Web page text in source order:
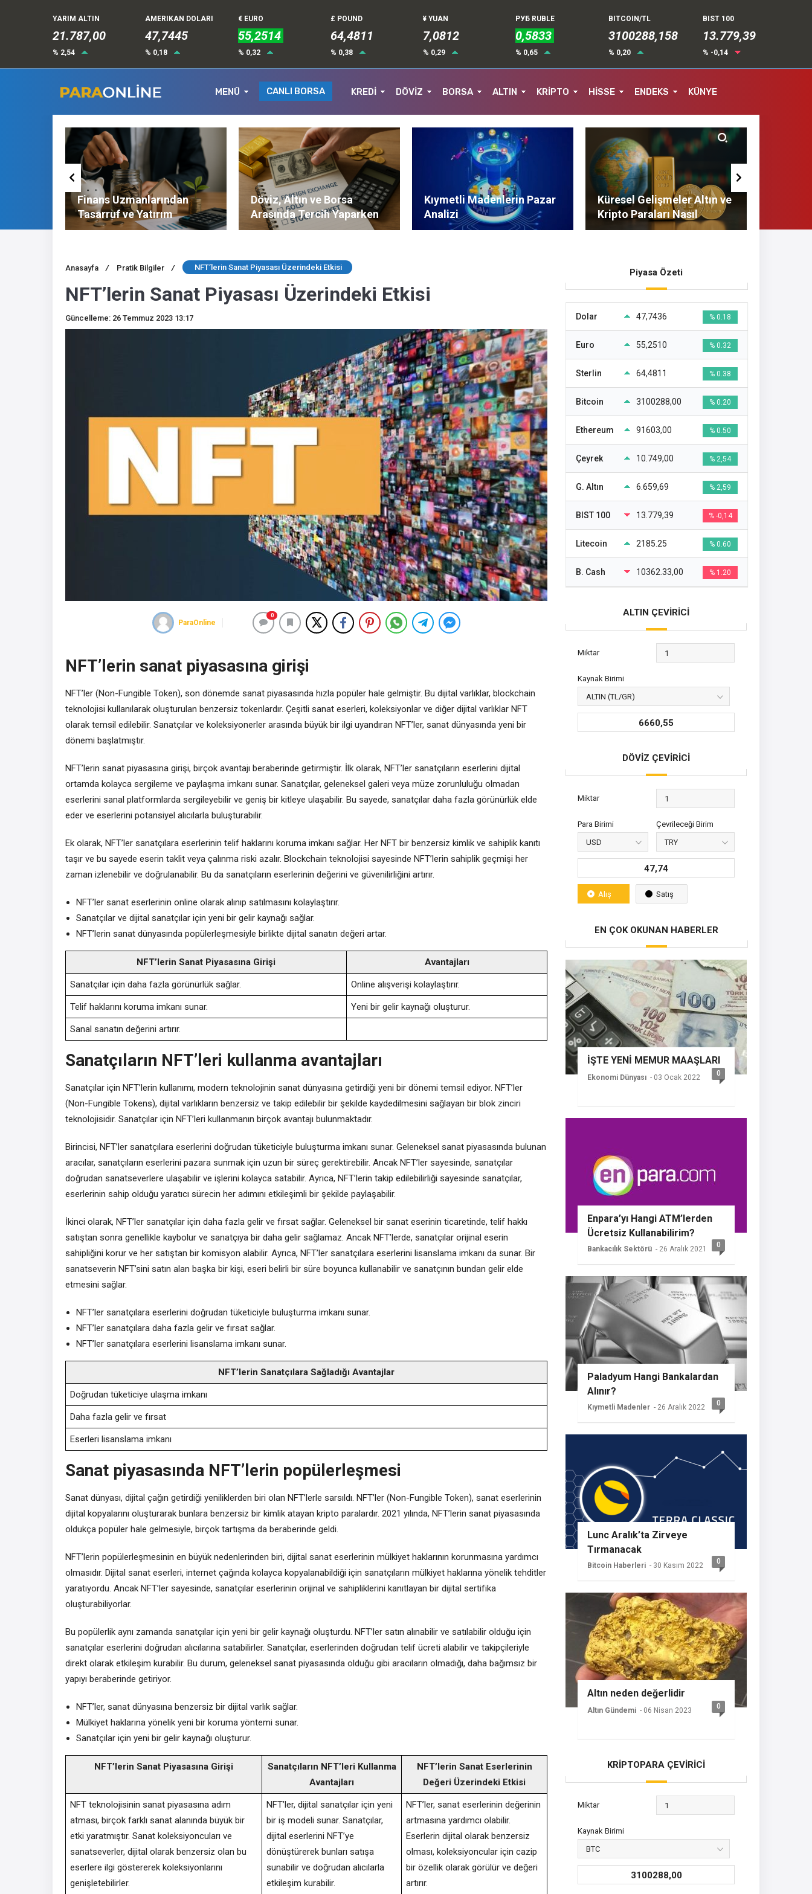
YARIM ALTIN
21.787,00
% 2,54
AMERIKAN DOLARI
47,7445
% 0,18
€ EURO
55,2514
% 0,32
£ POUND
64,4811
% 0,38
¥ YUAN
7,0812
% 0,29
РУБ RUBLE
0,5833
% 0,65
BITCOIN/TL
3100288,158
% 0,20
BIST 100
13.779,39
% -0,14
MENÜ CANLI BORSA KREDİ DÖVİZ BORSA ALTIN KRİPTO HİSSE ENDEKS KÜNYE
Finans Uzmanlarından
Tasarruf ve Yatırım
Tavsiyeleri
Döviz, Altın ve Borsa
Arasında Tercih Yaparken
Nelere Dikkat Edilmeli?
Kıymetli Madenlerin Pazar
Analizi
Küresel Gelişmeler Altın ve
Kripto Paraları Nasıl
Etkiliyor?
Anasayfa / Pratik Bilgiler / NFT’lerin Sanat Piyasası Üzerindeki Etkisi
NFT’lerin Sanat Piyasası Üzerindeki Etkisi
Güncelleme: 26 Temmuz 2023 13:17
ParaOnline
0
NFT’lerin sanat piyasasına girişi
NFT’ler (Non-Fungible Token), son dönemde sanat piyasasında hızla popüler hale gelmiştir. Bu dijital varlıklar, blockchain
teknolojisi kullanılarak oluşturulan benzersiz tokenlardır. Çeşitli sanat eserleri, koleksiyonlar ve diğer dijital varlıklar NFT
olarak temsil edilebilir. Sanatçılar ve koleksiyonerler arasında büyük bir ilgi uyandıran NFT’ler, sanat dünyasında yeni bir
dönemi başlatmıştır.
NFT’lerin sanat piyasasına girişi, birçok avantajı beraberinde getirmiştir. İlk olarak, NFT’ler sanatçıların eserlerini dijital
ortamda kolayca sergileme ve paylaşma imkanı sunar. Sanatçılar, geleneksel galeri veya müze zorunluluğu olmadan
eserlerini sanal platformlarda sergileyebilir ve geniş bir kitleye ulaşabilir. Bu sayede, sanatçılar daha fazla görünürlük elde
eder ve eserlerini potansiyel alıcılarla buluşturabilir.
Ek olarak, NFT’ler sanatçılara eserlerinin telif haklarını koruma imkanı sağlar. Her NFT bir benzersiz kimlik ve sahiplik kanıtı
taşır ve bu sayede eserin taklit veya çalınma riski azalır. Blockchain teknolojisi sayesinde NFT’lerin sahiplik geçmişi her
zaman izlenebilir ve doğrulanabilir. Bu da sanatçıların eserlerinin değerini ve güvenilirliğini artırır.
NFT’ler sanat eserlerinin online olarak alınıp satılmasını kolaylaştırır.
Sanatçılar ve dijital sanatçılar için yeni bir gelir kaynağı sağlar.
NFT’lerin sanat dünyasında popülerleşmesiyle birlikte dijital sanatın değeri artar.
NFT’lerin Sanat Piyasasına Girişi Avantajları
Sanatçılar için daha fazla görünürlük sağlar. Online alışverişi kolaylaştırır.
Telif haklarını koruma imkanı sunar. Yeni bir gelir kaynağı oluşturur.
Sanal sanatın değerini artırır.
Sanatçıların NFT’leri kullanma avantajları
Sanatçılar için NFT’lerin kullanımı, modern teknolojinin sanat dünyasına getirdiği yeni bir dönemi temsil ediyor. NFT’ler
(Non-Fungible Tokens), dijital varlıkların benzersiz ve takip edilebilir bir şekilde kaydedilmesini sağlayan bir blok zinciri
teknolojisidir. Sanatçılar için NFT’leri kullanmanın birçok avantajı bulunmaktadır.
Birincisi, NFT’ler sanatçılara eserlerini doğrudan tüketiciyle buluşturma imkanı sunar. Geleneksel sanat piyasasında bulunan
aracılar, sanatçıların eserlerini pazara sunmak için uzun bir süreç gerektirebilir. Ancak NFT’ler sayesinde, sanatçılar
doğrudan sanatseverlere ulaşabilir ve işlerini kolayca satabilir. Ayrıca, NFT’lerin takip edilebilirliği sayesinde sanatçılar,
eserlerinin sahip olduğu yaratıcı sürecin her adımını etkileşimli bir şekilde paylaşabilir.
İkinci olarak, NFT’ler sanatçılar için daha fazla gelir ve fırsat sağlar. Geleneksel bir sanat eserinin ticaretinde, telif hakkı
satıştan sonra genellikle kaybolur ve sanatçıya bir daha gelir sağlamaz. Ancak NFT’lerde, sanatçılar orijinal eserin
sahipliğini korur ve her satıştan bir komisyon alabilir. Ayrıca, NFT’ler sanatçılara eserlerini lisanslama imkanı da sunar. Bir
sanatseverin NFT’sini satın alan başka bir kişi, eseri belirli bir süre boyunca kullanabilir ve sanatçının bundan gelir elde
etmesini sağlar.
NFT’ler sanatçılara eserlerini doğrudan tüketiciyle buluşturma imkanı sunar.
NFT’ler sanatçılara daha fazla gelir ve fırsat sağlar.
NFT’ler sanatçılara eserlerini lisanslama imkanı sunar.
NFT’lerin Sanatçılara Sağladığı Avantajlar
Doğrudan tüketiciye ulaşma imkanı
Daha fazla gelir ve fırsat
Eserleri lisanslama imkanı
Sanat piyasasında NFT’lerin popülerleşmesi
Sanat dünyası, dijital çağın getirdiği yeniliklerden biri olan NFT’lerle sarsıldı. NFT’ler (Non-Fungible Token), sanat eserlerinin
dijital kopyalarını oluşturarak bunlara benzersiz bir kimlik atayan kripto paralardır. 2021 yılında, NFT’lerin sanat piyasasında
oldukça popüler hale gelmesiyle, birçok tartışma da beraberinde geldi.
NFT’lerin popülerleşmesinin en büyük nedenlerinden biri, dijital sanat eserlerinin mülkiyet haklarının korunmasına yardımcı
olmasıdır. Dijital sanat eserleri, internet çağında kolayca kopyalanabildiği için sanatçıların mülkiyet haklarına yönelik tehditler
yaratıyordu. Ancak NFT’ler sayesinde, sanatçılar eserlerinin orijinal ve sahipliklerini kanıtlayan bir dijital sertifika
oluşturabiliyorlar.
Bu popülerlik aynı zamanda sanatçılar için yeni bir gelir kaynağı oluşturdu. NFT’ler satın alınabilir ve satılabilir olduğu için
sanatçılar eserlerini doğrudan alıcılarına satabilirler. Sanatçılar, eserlerinden doğrudan telif ücreti alabilir ve takipçileriyle
direkt olarak etkileşim kurabilir. Bu durum, geleneksel sanat piyasasında olduğu gibi aracıların olmadığı, daha bağımsız bir
yapıyı beraberinde getiriyor.
NFT’ler, sanat dünyasına benzersiz bir dijital varlık sağlar.
Mülkiyet haklarına yönelik yeni bir koruma yöntemi sunar.
Sanatçılar için yeni bir gelir kaynağı oluşturur.
NFT’lerin Sanat Piyasasına Girişi
Sanatçıların NFT’leri Kullanma
Avantajları
NFT’lerin Sanat Eserlerinin
Değeri Üzerindeki Etkisi
NFT teknolojisinin sanat piyasasına adım
atması, birçok farklı sanat alanında büyük bir
etki yaratmıştır. Sanat koleksiyoncuları ve
sanatseverler, dijital olarak benzersiz olan bu
eserlere ilgi göstererek koleksiyonlarını
genişletebilirler.
NFT’ler, dijital sanatçılar için yeni
bir iş modeli sunar. Sanatçılar,
dijital eserlerini NFT’ye
dönüştürerek bunları satışa
sunabilir ve doğrudan alıcılarla
etkileşim kurabilir.
NFT’ler, sanat eserlerinin değerinin
artmasına yardımcı olabilir.
Eserlerin dijital olarak benzersiz
olması, koleksiyoncular için cazip
bir özellik olarak görülür ve değeri
artırır.
Piyasa Özeti
Dolar 47,7436 % 0.18
Euro 55,2510 % 0.32
Sterlin 64,4811 % 0.38
Bitcoin 3100288,00 % 0.20
Ethereum 91603,00 % 0.50
Çeyrek 10.749,00 % 2,54
G. Altın 6.659,69 % 2,59
BIST 100 13.779,39 % -0,14
Litecoin 2185.25 % 0.60
B. Cash 10362.33,00 % 1.20
ALTIN ÇEVİRİCİ
Miktar
Kaynak Birimi
6660,55
DÖVİZ ÇEVİRİCİ
Miktar
Para Birimi Çevrileceği Birim
47,74
Alış Satış
EN ÇOK OKUNAN HABERLER
İŞTE YENİ MEMUR MAAŞLARI
Ekonomi Dünyası - 03 Ocak 2022 0
Enpara’yı Hangi ATM’lerden
Ücretsiz Kullanabilirim?
Bankacılık Sektörü - 26 Aralık 2021 0
Paladyum Hangi Bankalardan
Alınır?
Kıymetli Madenler - 26 Aralık 2022 0
Lunc Aralık’ta Zirveye
Tırmanacak
Bitcoin Haberleri - 30 Kasım 2022 0
Altın neden değerlidir
Altın Gündemi - 06 Nisan 2023 0
KRİPTOPARA ÇEVİRİCİ
Miktar
Kaynak Birimi
3100288,00